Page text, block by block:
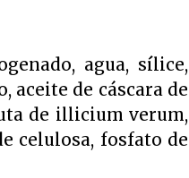
agua, sílice,
aceite de cáscara de
de illicium verum,
celulosa, fosfato de